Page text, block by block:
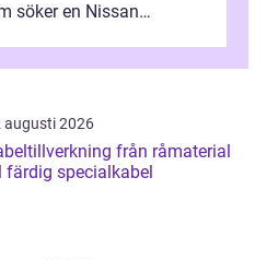
söker en Nissan
augusti 2026
från råmaterial
färdig specialkabel